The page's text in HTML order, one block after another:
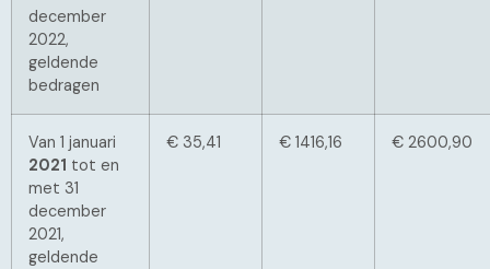
december
2022,
geldende
bedragen
Van 1 januari
2021 tot en
met 31
december
2021,
geldende
€ 35,41 € 1416,16 € 2600,90